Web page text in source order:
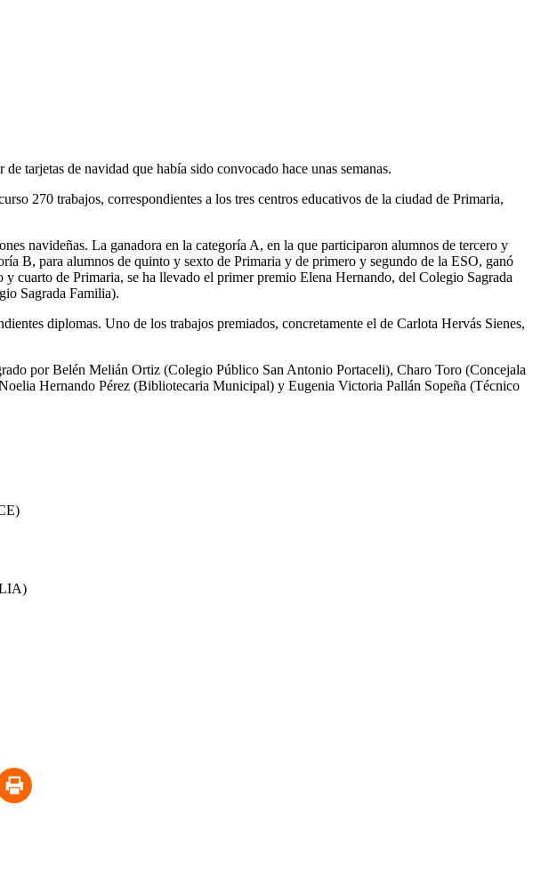
tarjetas de navidad que había sido convocado hace unas semanas.
270 trabajos, correspondientes a los tres centros educativos de la ciudad de Primaria,
navideñas. La ganadora en la categoría A, en la que participaron alumnos de tercero y
B, para alumnos de quinto y sexto de Primaria y de primero y segundo de la ESO, ganó
cuarto de Primaria, se ha llevado el primer premio Elena Hernando, del Colegio Sagrada
Sagrada Familia).
diplomas. Uno de los trabajos premiados, concretamente el de Carlota Hervás Sienes,
por Belén Melián Ortiz (Colegio Público San Antonio Portaceli), Charo Toro (Concejala
Hernando Pérez (Bibliotecaria Municipal) y Eugenia Victoria Pallán Sopeña (Técnico